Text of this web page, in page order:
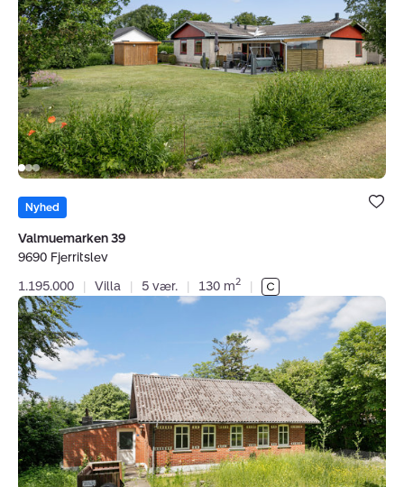
9690
Fjerritslev
Bolig er
under dine
Nyhed
Valmuemarken 39
9690 Fjerritslev
1.195.000
| Villa | 5 vær. | 130 m2 |
Villa:
Korsholmvej
9,
Korsholm,
9690
Fjerritslev